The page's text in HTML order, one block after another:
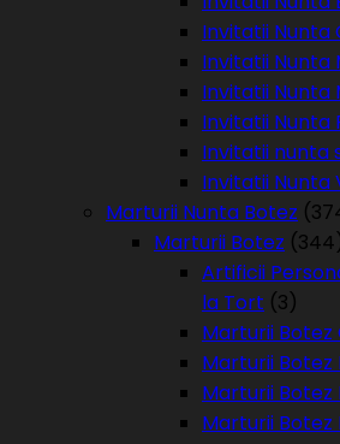
Invitatii Nunta
Invitatii Nunta
Invitatii
Invitatii Nunta
Invitatii nunta
Invitatii Nunta
Marturii Nunta Botez
Marturii Botez
Artificii
la Tort (3)
Marturii
Marturii
Marturii Botez
Marturii